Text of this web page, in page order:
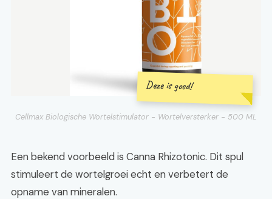
Deze is goed!
Cellmax Biologische Wortelstimulator - Wortelversterker - 500 ML
Een bekend voorbeeld is Canna Rhizotonic. Dit spul
stimuleert de wortelgroei echt en verbetert de
opname van mineralen.